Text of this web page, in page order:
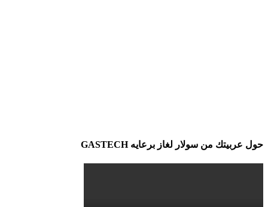
حول عربيتك من سولار لغاز برعايه GASTECH